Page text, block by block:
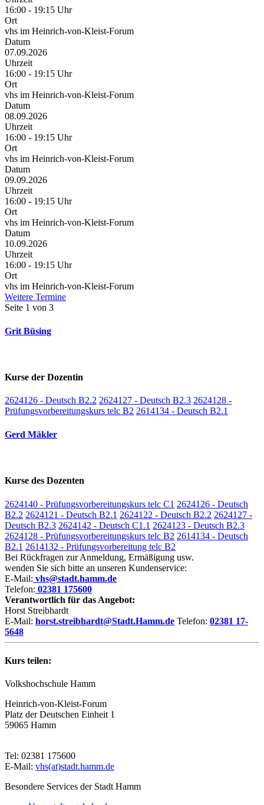
16:00 - 19:15 Uhr
Ort
vhs im Heinrich-von-Kleist-Forum
Datum
07.09.2026
Uhrzeit
16:00 - 19:15 Uhr
Ort
vhs im Heinrich-von-Kleist-Forum
Datum
08.09.2026
Uhrzeit
16:00 - 19:15 Uhr
Ort
vhs im Heinrich-von-Kleist-Forum
Datum
09.09.2026
Uhrzeit
16:00 - 19:15 Uhr
Ort
vhs im Heinrich-von-Kleist-Forum
Datum
10.09.2026
Uhrzeit
16:00 - 19:15 Uhr
Ort
vhs im Heinrich-von-Kleist-Forum
Weitere Termine
Seite 1 von 3
Grit Büsing
Kurse der Dozentin
2624126 - Deutsch B2.2 2624127 - Deutsch B2.3 2624128 -
Prüfungsvorbereitungskurs telc B2 2614134 - Deutsch B2.1
Gerd Mäkler
Kurse des Dozenten
2624140 - Prüfungsvorbereitungskurs telc C1 2624126 - Deutsch
B2.2 2624121 - Deutsch B2.1 2624122 - Deutsch B2.2 2624127 -
Deutsch B2.3 2624142 - Deutsch C1.1 2624123 - Deutsch B2.3
2624128 - Prüfungsvorbereitungskurs telc B2 2614134 - Deutsch
B2.1 2614132 - Prüfungsvorbereitung telc B2
Bei Rückfragen zur Anmeldung, Ermäßigung usw.
wenden Sie sich bitte an unseren Kundenservice:
E-Mail: vhs@stadt.hamm.de
Telefon: 02381 175600
Verantwortlich für das Angebot:
Horst Streibhardt
E-Mail: horst.streibhardt@Stadt.Hamm.de Telefon: 02381 17-
5648
Kurs teilen:
Volkshochschule Hamm
Heinrich-von-Kleist-Forum
Platz der Deutschen Einheit 1
59065 Hamm
Tel: 02381 175600
E-Mail: vhs(at)stadt.hamm.de
Besondere Services der Stadt Hamm